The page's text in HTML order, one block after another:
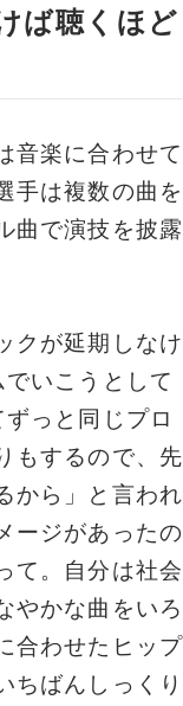
ば聴くほど
音楽に合わせて
手は複数の曲を
曲で演技を披露
クが延期しなけ
いこうとして
っと同じプロ
もするので、先
から」と言われ
ージがあったの
て。自分は社会
やかな曲をいろ
合わせたヒップ
ちばんしっくり